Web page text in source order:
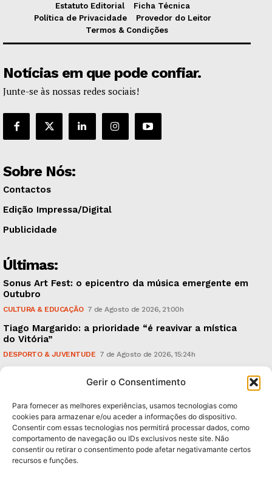
Gerir o Consentimento
Para fornecer as melhores experiências, usamos tecnologias como
cookies para armazenar e/ou aceder a informações do dispositivo.
Consentir com essas tecnologias nos permitirá processar dados, como
comportamento de navegação ou IDs exclusivos neste site. Não
consentir ou retirar o consentimento pode afetar negativamante certos
recursos e funções.
Estatuto Editorial
Ficha Técnica
Política de Privacidade
Provedor do Leitor
Termos & Condições
Notícias em que pode confiar.
Junte-se às nossas redes sociais!
Sobre Nós:
Contactos
Edição Impressa/Digital
Publicidade
Últimas:
Sonus Art Fest: o epicentro da música emergente em
Outubro
CULTURA & EDUCAÇÃO 7 de Agosto de 2026, 21:00h
Tiago Margarido: a prioridade “é reavivar a mística
do Vitória”
DESPORTO & JUVENTUDE 7 de Agosto de 2026, 15:24h
caudais e antecipa situações de risco
Subscreva Newsletter: